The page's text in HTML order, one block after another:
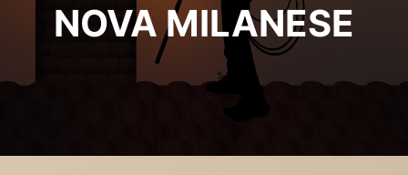
NOVA MILANESE